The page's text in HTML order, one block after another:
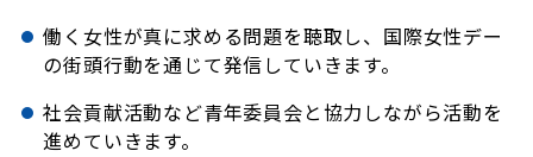
働く女性が真に求める問題を聴取し、国際女性デー
の街頭行動を通じて発信していきます。
社会貢献活動など青年委員会と協力しながら活動を
進めていきます。